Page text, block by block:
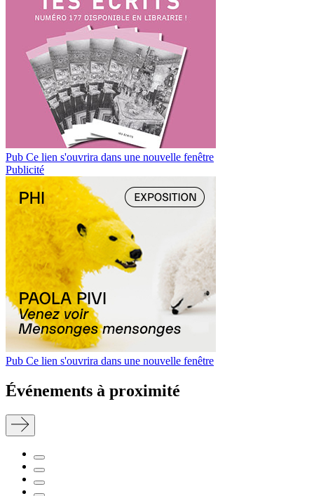
Pub Ce lien s'ouvrira dans une nouvelle fenêtre
Publicité
Pub Ce lien s'ouvrira dans une nouvelle fenêtre
Événements à proximité